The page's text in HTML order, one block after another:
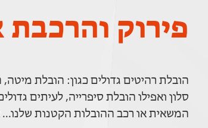
פירוק והרכבת
הובלת רהיטים גדולים כגון: הובלת
סלון ואפילו הובלת סיפרייה, לעיתים
המשאית או רכב ההובלות הקטנות שלנו...